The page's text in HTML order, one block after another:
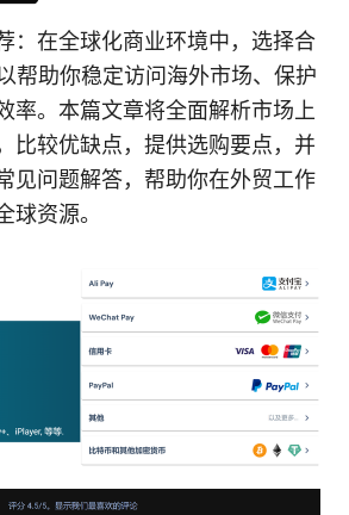
：在全球化商业环境中，选择合
帮助你稳定访问海外市场、保护
率。本篇文章将全面解析市场上
比较优缺点，提供选购要点，并
见问题解答，帮助你在外贸工作
球资源。